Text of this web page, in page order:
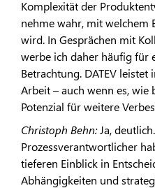
Komplexität der
nehme wahr, mit welchem
wird. In Gesprächen mit
werbe ich daher häufig für
Betrachtung. DATEV
Arbeit – auch wenn es, wie
Potenzial für weitere
Christoph Behn:Ja,
Prozessverantwortlicher
tieferen Einblick in
Abhängigkeiten und